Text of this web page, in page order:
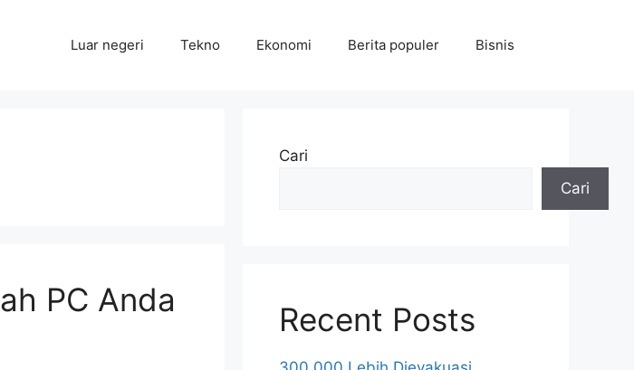
Luar negeri Tekno Ekonomi Berita populer Bisnis
PC Anda
Cari
Cari
Recent Posts